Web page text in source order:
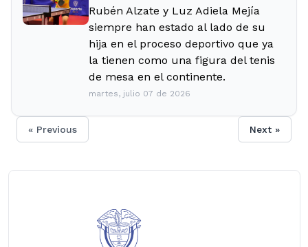
Rubén Alzate y Luz Adiela Mejía
siempre han estado al lado de su
hija en el proceso deportivo que ya
la tienen como una figura del tenis
de mesa en el continente.
martes, julio 07 de 2026
« Previous Next »